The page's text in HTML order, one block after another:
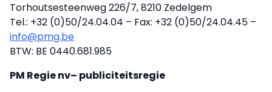
Torhoutsesteenweg 226/7, 8210 Zedelgem
Tel.: +32 (0)50/24.04.04 – Fax: +32 (0)50/24.04.45 –
info@pmg.be
BTW: BE 0440.681.985
PM Regie nv– publiciteitsregie